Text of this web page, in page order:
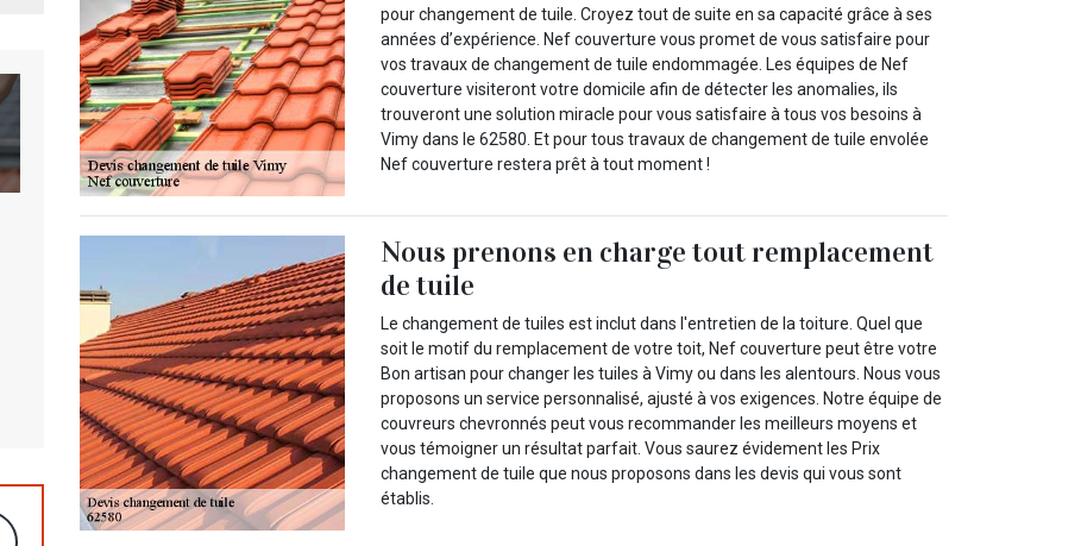
pour changement de tuile. Croyez tout de suite en sa capacité grâce à ses
années d’expérience. Nef couverture vous promet de vous satisfaire pour
vos travaux de changement de tuile endommagée. Les équipes de Nef
couverture visiteront votre domicile afin de détecter les anomalies, ils
trouveront une solution miracle pour vous satisfaire à tous vos besoins à
Vimy dans le 62580. Et pour tous travaux de changement de tuile envolée
Nef couverture restera prêt à tout moment !
Nous prenons en charge tout remplacement
de tuile
Le changement de tuiles est inclut dans l'entretien de la toiture. Quel que
soit le motif du remplacement de votre toit, Nef couverture peut être votre
Bon artisan pour changer les tuiles à Vimy ou dans les alentours. Nous vous
proposons un service personnalisé, ajusté à vos exigences. Notre équipe de
couvreurs chevronnés peut vous recommander les meilleurs moyens et
vous témoigner un résultat parfait. Vous saurez évidement les Prix
changement de tuile que nous proposons dans les devis qui vous sont
établis.